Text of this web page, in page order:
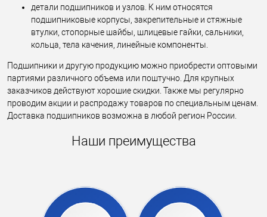
детали подшипников и узлов. К ним относятся
подшипниковые корпусы, закрепительные и стяжные
втулки, стопорные шайбы, шлицевые гайки, сальники,
кольца, тела качения, линейные компоненты.
Подшипники и другую продукцию можно приобрести оптовыми
партиями различного объема или поштучно. Для крупных
заказчиков действуют хорошие скидки. Также мы регулярно
проводим акции и распродажу товаров по специальным ценам.
Доставка подшипников возможна в любой регион России.
Наши преимущества